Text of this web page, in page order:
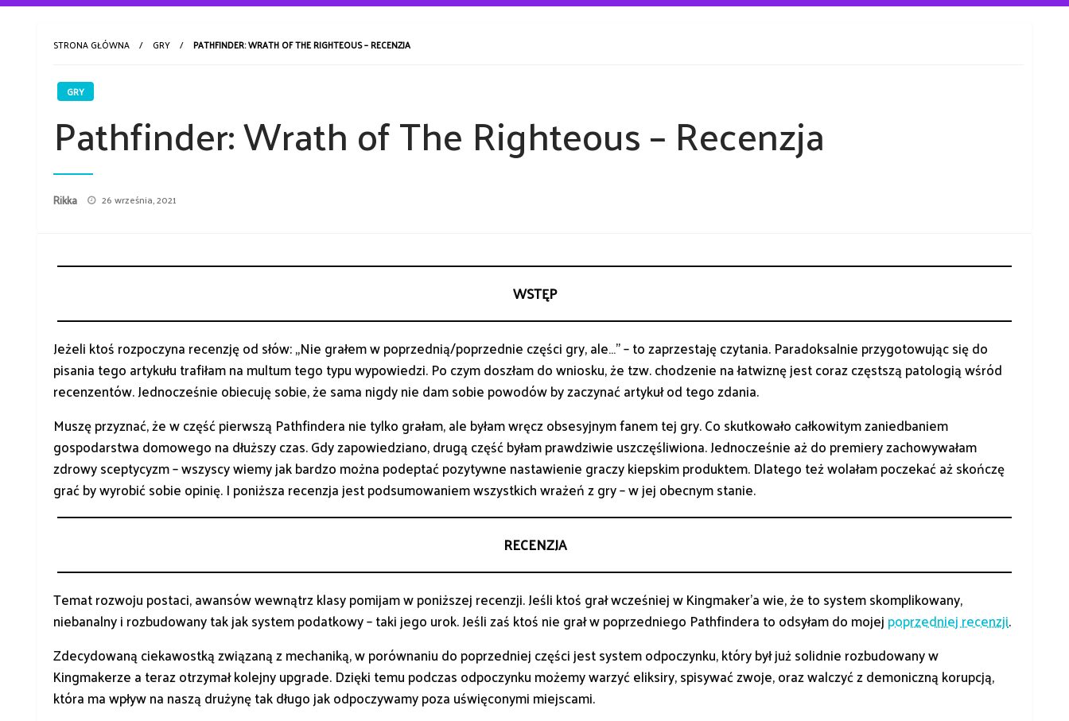
STRONA GŁÓWNA GRY PATHFINDER: WRATH OF THE RIGHTEOUS – RECENZJA
GRY
Pathfinder: Wrath of The Righteous – Recenzja
Rikka
Opublikowane
26 września, 2021
WSTĘP
Jeżeli ktoś rozpoczyna recenzję od słów: „Nie grałem w poprzednią/poprzednie części gry, ale…” – to zaprzestaję czytania. Paradoksalnie przygotowując się do
pisania tego artykułu trafiłam na multum tego typu wypowiedzi. Po czym doszłam do wniosku, że tzw. chodzenie na łatwiznę jest coraz częstszą patologią wśród
recenzentów. Jednocześnie obiecuję sobie, że sama nigdy nie dam sobie powodów by zaczynać artykuł od tego zdania.
Muszę przyznać, że w część pierwszą Pathfindera nie tylko grałam, ale byłam wręcz obsesyjnym fanem tej gry. Co skutkowało całkowitym zaniedbaniem
gospodarstwa domowego na dłuższy czas. Gdy zapowiedziano, drugą część byłam prawdziwie uszczęśliwiona. Jednocześnie aż do premiery zachowywałam
zdrowy sceptycyzm – wszyscy wiemy jak bardzo można podeptać pozytywne nastawienie graczy kiepskim produktem. Dlatego też wolałam poczekać aż skończę
grać by wyrobić sobie opinię. I poniższa recenzja jest podsumowaniem wszystkich wrażeń z gry – w jej obecnym stanie.
RECENZJA
Temat rozwoju postaci, awansów wewnątrz klasy pomijam w poniższej recenzji. Jeśli ktoś grał wcześniej w Kingmaker’a wie, że to system skomplikowany,
niebanalny i rozbudowany tak jak system podatkowy – taki jego urok. Jeśli zaś ktoś nie grał w poprzedniego Pathfindera to odsyłam do mojej poprzedniej recenzji.
Zdecydowaną ciekawostką związaną z mechaniką, w porównaniu do poprzedniej części jest system odpoczynku, który był już solidnie rozbudowany w
Kingmakerze a teraz otrzymał kolejny upgrade. Dzięki temu podczas odpoczynku możemy warzyć eliksiry, spisywać zwoje, oraz walczyć z demoniczną korupcją,
która ma wpływ na naszą drużynę tak długo jak odpoczywamy poza uświęconymi miejscami.